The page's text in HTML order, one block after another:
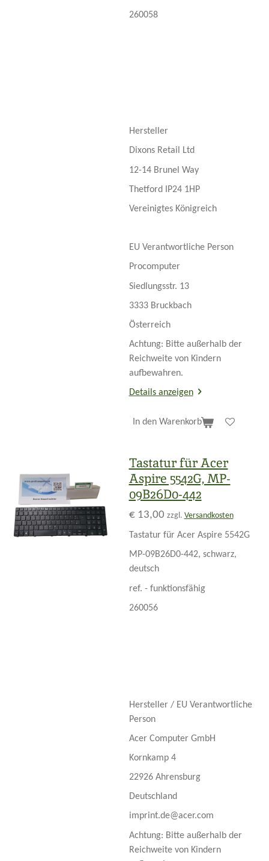
260058
Hersteller
Dixons Retail Ltd
12-14 Brunel Way
Thetford IP24 1HP
Vereinigtes Königreich
EU Verantwortliche Person
Procomputer
Siedlungsstr. 13
3333 Bruckbach
Österreich
Achtung: Bitte außerhalb der
Reichweite von Kindern
aufbewahren.
Details anzeigen
In den Warenkorb
Tastatur für Acer
Aspire 5542G, MP-
09B26D0-442
€ 13,00 zzgl. Versandkosten
Tastatur für Acer Aspire 5542G
MP-09B26D0-442, schwarz,
deutsch
ref. - funktionsfähig
260056
Hersteller / EU Verantwortliche
Person
Acer Computer GmbH
Kornkamp 4
22926 Ahrensburg
Deutschland
imprint.de@acer.com
Achtung: Bitte außerhalb der
Reichweite von Kindern